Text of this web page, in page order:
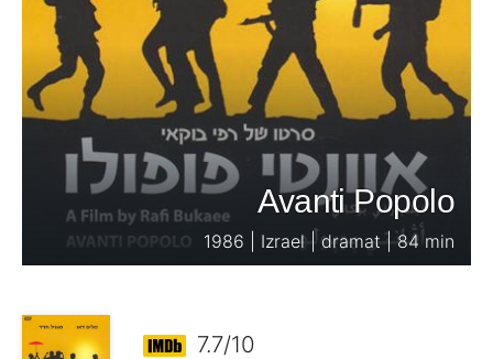
Avanti Popolo
1986 | Izrael | dramat | 84 min
7.7/10